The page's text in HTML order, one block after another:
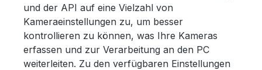
und der API auf eine Vielzahl von
Kameraeinstellungen zu, um besser
kontrollieren zu können, was Ihre Kameras
erfassen und zur Verarbeitung an den PC
weiterleiten. Zu den verfügbaren Einstellungen